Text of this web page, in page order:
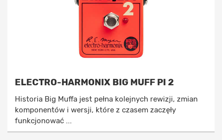
ELECTRO-HARMONIX BIG MUFF PI 2
Historia Big Muffa jest pełna kolejnych rewizji, zmian
komponentów i wersji, które z czasem zaczęły
funkcjonować ...